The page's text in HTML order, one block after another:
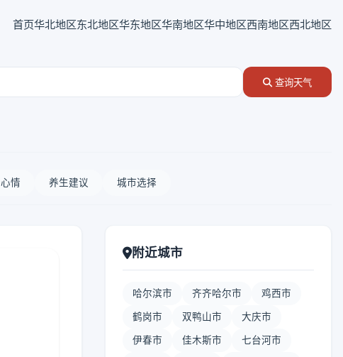
首页华北地区东北地区华东地区华南地区华中地区西南地区西北地区
查询天气
心情 养生建议 城市选择
附近城市
哈尔滨市 齐齐哈尔市 鸡西市
鹤岗市 双鸭山市 大庆市
伊春市 佳木斯市 七台河市